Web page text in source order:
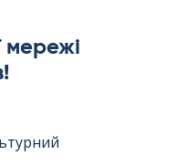
мережі